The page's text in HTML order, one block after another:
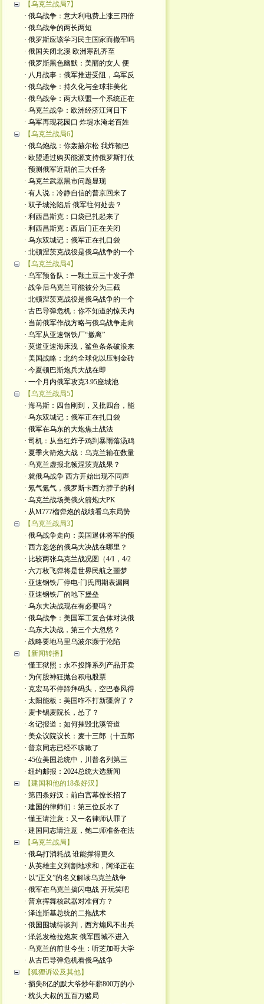
【乌克兰战局7】
· 俄乌战争：意大利电费上涨三四倍
· 俄乌战争的两长两短
· 俄罗斯应该学习民主国家而撤军吗
· 俄国关闭北溪 欧洲寒乱齐至
· 俄罗斯黑色幽默：美丽的女人 便
· 八月战事：俄军推进受阻，乌军反
· 俄乌战争：持久化与全球非美化
· 俄乌战争：两大联盟一个系统正在
· 乌克兰战争：欧洲经济江河日下
· 乌军再现花园口 炸堤水淹老百姓
【乌克兰战局6】
· 俄乌炮战：你轰赫尔松 我炸顿巴
· 欧盟通过购买能源支持俄罗斯打仗
· 预测俄军近期的三大任务
· 乌克兰武器黑市问题显现
· 有人说：冷静自信的普京回来了
· 双子城沦陷后 俄军往何处去？
· 利西昌斯克：口袋已扎起来了
· 利西昌斯克：西后门正在关闭
· 乌东双城记：俄军正在扎口袋
· 北顿涅茨克战役是俄乌战争的一个
【乌克兰战局4】
· 乌军预备队：一颗土豆三十发子弹
· 战争后乌克兰可能被分为三截
· 北顿涅茨克战役是俄乌战争的一个
· 古巴导弹危机：你不知道的惊天内
· 当前俄军作战方略与俄乌战争走向
· 乌军从亚速钢铁厂“撤离”
· 莫道亚速海床浅，鲨鱼条条破浪来
· 美国战略：北约全球化以压制金砖
· 今夏顿巴斯炮兵大战在即
· 一个月内俄军攻克3.95座城池
【乌克兰战局5】
· 海马斯：四台刚到，又批四台，能
· 乌东双城记：俄军正在扎口袋
· 俄军在乌东的大炮焦土战法
· 司机：从当红炸子鸡到暴雨落汤鸡
· 夏季火箭炮大战：乌克兰输在数量
· 乌克兰虚报北顿涅茨克战果？
· 就俄乌战争 西方开始出现不同声
· 氖气氪气，俄罗斯卡西方脖子的利
· 乌克兰战场美俄火箭炮大PK
· 从M777榴弹炮的战绩看乌东局势
【乌克兰战局3】
· 俄乌战争走向：美国退休将军的预
· 西方忽悠的俄乌大决战在哪里？
· 比较两张乌克兰战况图（4/1，4/2
· 六万枚飞弹将是世界民航之噩梦
· 亚速钢铁厂停电·门氏周期表漏网
· 亚速钢铁厂的地下堡垒
· 乌东大决战现在有必要吗？
· 俄乌战争：美国军工复合体对决俄
· 乌东大决战，第三个大忽悠？
· 战略要地马里乌波尔濒于沦陷
【新闻转播】
· 懂王狱照：永不投降系列产品开卖
· 为何股神狂抛台积电股票
· 克宏马不停蹄拜码头，空巴春风得
· 太阳能板：美国咋不打新疆牌了？
· 麦卡锡麦院长，怂了？
· 名记报道：如何摧毁北溪管道
· 美众议院议长：麦十三郎（十五郎
· 普京同志已经不咳嗽了
· 45位美国总统中，川普名列第三
· 纽约邮报：2024总统大选新闻
【建国和他的18条好汉】
· 第四条好汉：前白宫幕僚长招了
· 建国的律师们：第三位反水了
· 懂王请注意：又一名律师认罪了
· 建国同志请注意，鲍二师准备在法
【乌克兰战局】
· 俄乌打消耗战 谁能撑得更久
· 从英雄主义到割地求和，阿泽正在
· 以“正义”的名义解读乌克兰战争
· 俄军在乌克兰搞闪电战 开玩笑吧
· 普京挥舞核武器对准何方？
· 泽连斯基总统的二拖战术
· 俄国围城待谈判，西方煽风不出兵
· 泽总发枪拉炮灰 俄军围城不进入
· 乌克兰的前世今生：听芝加哥大学
· 从古巴导弹危机看俄乌战争
【狐狸诉讼及其他】
· 损失8亿的默大爷炒年薪800万的小
· 枕头大叔的五百万赌局